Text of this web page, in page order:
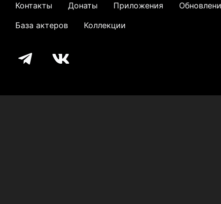
Контакты Донаты Приложения
База актеров
Коллекции